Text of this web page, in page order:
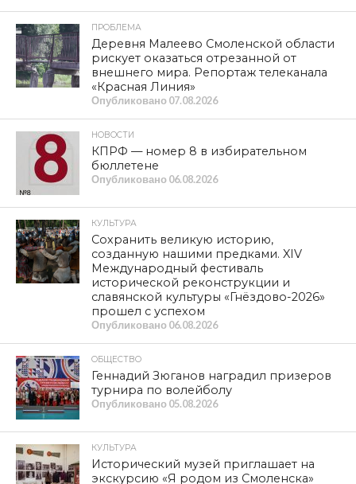
ПРОБЛЕМА
Деревня Малеево Смоленской области
рискует оказаться отрезанной от
внешнего мира. Репортаж телеканала
«Красная Линия»
Опубликовано 07.08.2026
НОВОСТИ
КПРФ — номер 8 в избирательном
бюллетене
Опубликовано 06.08.2026
КУЛЬТУРА
Сохранить великую историю,
созданную нашими предками. XIV
Международный фестиваль
исторической реконструкции и
славянской культуры «Гнёздово-2026»
прошел с успехом
Опубликовано 06.08.2026
ОБЩЕСТВО
Геннадий Зюганов наградил призеров
турнира по волейболу
Опубликовано 05.08.2026
КУЛЬТУРА
Исторический музей приглашает на
экскурсию «Я родом из Смоленска»